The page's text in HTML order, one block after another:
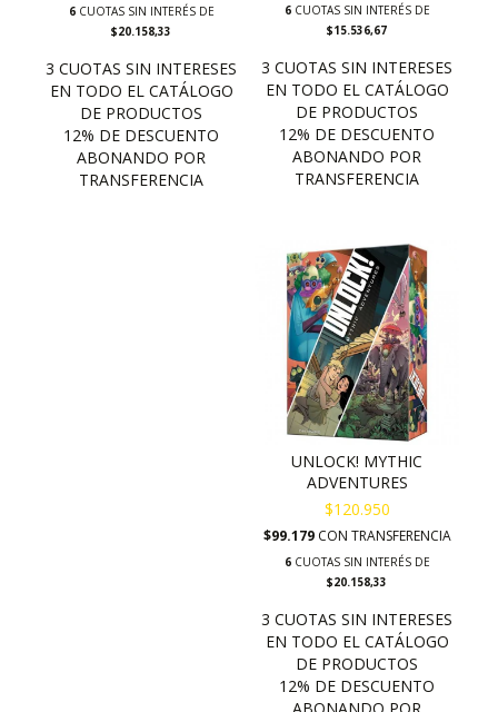
6CUOTAS SIN INTERÉS DE
$20.158,33
6CUOTAS SIN INTERÉS DE
$15.536,67
UNLOCK! MYTHIC
ADVENTURES
$120.950
$99.179 CON TRANSFERENCIA
6CUOTAS SIN INTERÉS DE
$20.158,33